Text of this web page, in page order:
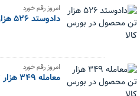
امروز رقم خورد
دادوستد ۵۲۶ هزار تن محصول در بورس کالا
امروز رقم خورد
معامله ۳۴۹ هزار تن محصول در بورس کالا